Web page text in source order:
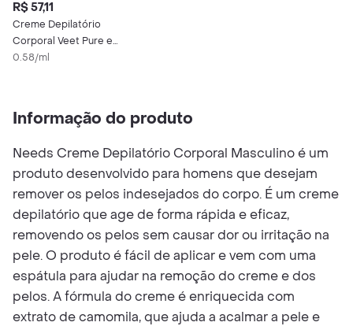
R$ 57,11
Creme Depilatório
Corporal Veet Pure e
Fresh Peles Delicadas
0.58/ml
Informação do produto
Needs Creme Depilatório Corporal Masculino é um
produto desenvolvido para homens que desejam
remover os pelos indesejados do corpo. É um creme
depilatório que age de forma rápida e eficaz,
removendo os pelos sem causar dor ou irritação na
pele. O produto é fácil de aplicar e vem com uma
espátula para ajudar na remoção do creme e dos
pelos. A fórmula do creme é enriquecida com
extrato de camomila, que ajuda a acalmar a pele e